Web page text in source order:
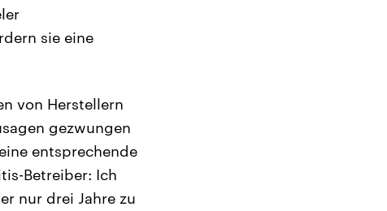
sie eine
von Herstellern
gezwungen
entsprechende
Betreiber: Ich
nur drei Jahre zu